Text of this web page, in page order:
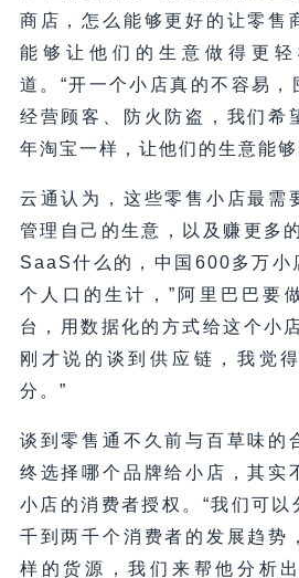
商店，怎么能够更好的让零售
能够让他们的生意做得更
道。“开一个小店真的不容易，
经营顾客、防火防盗，我们希
年淘宝一样，让他们的生意能
云通认为，这些零售小店最需
管理自己的生意，以及赚更多
SaaS什么的，中国600多万小
个人口的生计，”阿里巴巴要
台，用数据化的方式给这个小
刚才说的谈到供应链，我觉
分。”
谈到零售通不久前与百草味的
终选择哪个品牌给小店，其实
小店的消费者授权。“我们可以
千到两千个消费者的发展趋势
样的货源，我们来帮他分析